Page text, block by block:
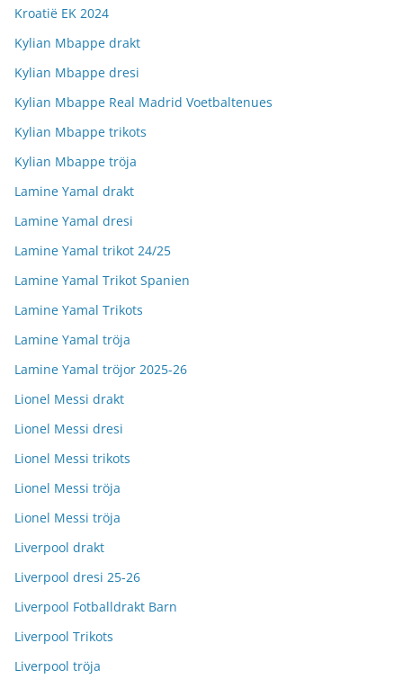
Kroatië EK 2024
Kylian Mbappe drakt
Kylian Mbappe dresi
Kylian Mbappe Real Madrid Voetbaltenues
Kylian Mbappe trikots
Kylian Mbappe tröja
Lamine Yamal drakt
Lamine Yamal dresi
Lamine Yamal trikot 24/25
Lamine Yamal Trikot Spanien
Lamine Yamal Trikots
Lamine Yamal tröja
Lamine Yamal tröjor 2025-26
Lionel Messi drakt
Lionel Messi dresi
Lionel Messi trikots
Lionel Messi tröja
Lionel Messi tröja
Liverpool drakt
Liverpool dresi 25-26
Liverpool Fotballdrakt Barn
Liverpool Trikots
Liverpool tröja